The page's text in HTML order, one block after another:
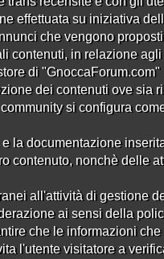
dell'account
Hotmail ,OutlookeLive
se utilizzi uno di questi
attivare il tuo account.
effettuata su iniziativa
che vengono
in relazione
di
dei contenuti ove sia
si configura
la documentazione
contenuto, nonchè delle
all'attività di gestione
ai sensi della
che le informazioni
l'utente visitatore a